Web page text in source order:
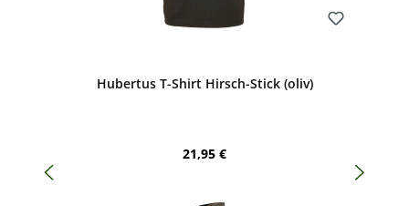
Hubertus T-Shirt Hirsch-Stick (oliv)
Regulärer Preis:
21,95 €